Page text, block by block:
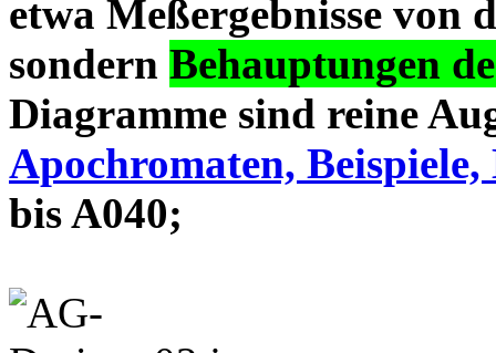
etwa Meßergebnisse von
sondern Behauptungen
Diagramme sind reine
Apochromaten, Beispiele,
bis A040;